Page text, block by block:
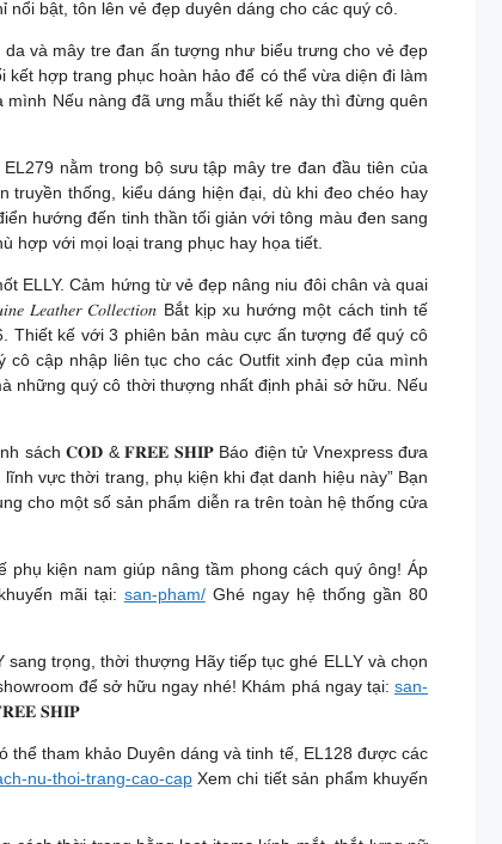
bật, tôn lên vẻ đẹp duyên dáng cho các quý cô.
và mây tre đan ấn tượng như biểu trưng cho vẻ đẹp
hợp trang phục hoàn hảo để có thể vừa diện đi làm
Nếu nàng đã ưng mẫu thiết kế này thì đừng quên
nằm trong bộ sưu tập mây tre đan đầu tiên của
truyền thống, kiểu dáng hiện đại, dù khi đeo chéo hay
hướng đến tinh thần tối giản với tông màu đen sang
hợp với mọi loại trang phục hay họa tiết.
ELLY. Cảm hứng từ vẻ đẹp nâng niu đôi chân và quai
𝐶𝑜𝑙𝑙𝑒𝑐𝑡𝑖𝑜𝑛 Bắt kịp xu hướng một cách tinh tế
Thiết kế với 3 phiên bản màu cực ấn tượng để quý cô
cập nhập liên tục cho các Outfit xinh đẹp của mình
những quý cô thời thượng nhất định phải sở hữu. Nếu
sách 𝐂𝐎𝐃 & 𝐅𝐑𝐄𝐄 𝐒𝐇𝐈𝐏 Báo điện tử Vnexpress đưa
vực thời trang, phụ kiện khi đạt danh hiệu này” Bạn
cho một số sản phẩm diễn ra trên toàn hệ thống cửa
kiện nam giúp nâng tầm phong cách quý ông! Áp
mãi tại: san-pham/Ghé ngay hệ thống gần 80
trọng, thời thượng Hãy tiếp tục ghé ELLY và chọn
để sở hữu ngay nhé! Khám phá ngay tại: san-
𝐒𝐇𝐈𝐏
thể tham khảo Duyên dáng và tinh tế, EL128 được các
nu-thoi-trang-cao-capXem chi tiết sản phẩm khuyến